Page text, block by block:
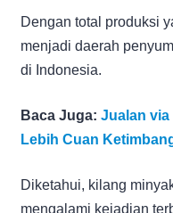
Dengan total produksi
menjadi daerah
di Indonesia.
Baca Juga: Jualan via
Lebih Cuan
Diketahui, kilang
mengalami kejadian